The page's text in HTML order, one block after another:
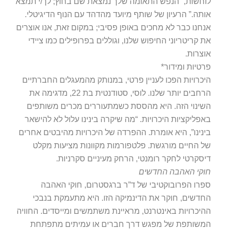
הרעיון של שותף מיועד מהדהד עם הנוף הדיגיטלי.
כבר לא מחכים באופן פסיבי; במקום זאת, אנו אוצרים
קריטריוני החיפוש שלנו, וגוללים בפרופילים כמו ציידי
ומידור*
הפכו לעניין פרטי, במנותק מהמעגלים החברתיים
הרחבים יותר שלנו. לוסי, סטודנטית בת 22, מדגימה את
הזה. היא מהססת כשמתעוררים מכרים משותפים
היכרויות. “מה שיקרה בינינו עלול לא להישאר
היא אומרת. ההפרדה של היכרויות מהיבטים אחרים
החיים מורגשת. פלטפורמות מקוונות מציעות מקלט
לחקר רומנטי, הרחק מעיניים סקרניות.
האהבה החדשים
הפרובוקטיבי של ד”ר ברגסטרום, חוקי האהבה
חוקר את הדינמיקה הזו. היא מתעמקת בנבכי
באינטרנט, מראיינת משתמשים ומייסדים. החוויה
של מפגש דרך חברים או עמיתים מתפתחת